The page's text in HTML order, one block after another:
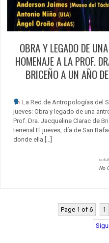
OBRA Y LEGADO DE
HOMENAJE A LA PROF.
BRICEÑO A UN AÑO
La Red de Antropologías del
jueves: Obra y legado de una
Prof. Dra. Jacqueline Clarac de
terrenal El jueves, día de San
donde ella […]
No
Page 1 of 6 1